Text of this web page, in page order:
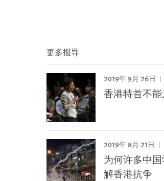
更多报导
2019年 9月 26日
香港特首不能
2019年 8月 21日
为何许多中
解香港抗争